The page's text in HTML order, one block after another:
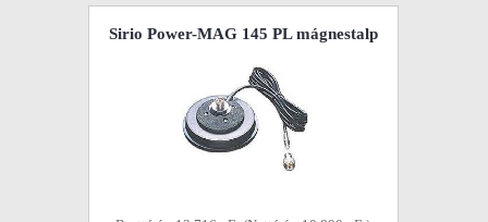
Sirio Power-MAG 145 PL mágnestalp